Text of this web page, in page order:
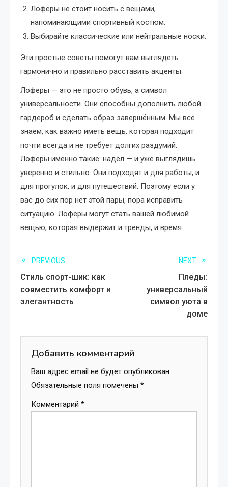
Лоферы не стоит носить с вещами,
напоминающими спортивный костюм.
Выбирайте классические или нейтральные носки.
Эти простые советы помогут вам выглядеть
гармонично и правильно расставить акценты.
Лоферы — это не просто обувь, а символ
универсальности. Они способны дополнить любой
гардероб и сделать образ завершённым. Мы все
знаем, как важно иметь вещь, которая подходит
почти всегда и не требует долгих раздумий.
Лоферы именно такие: надел — и уже выглядишь
уверенно и стильно. Они подходят и для работы, и
для прогулок, и для путешествий. Поэтому если у
вас до сих пор нет этой пары, пора исправить
ситуацию. Лоферы могут стать вашей любимой
вещью, которая выдержит и тренды, и время.
Read
more
articles
PREVIOUS
Стиль спорт-шик: как
совместить комфорт и
элегантность
NEXT
Пледы:
универсальный
символ уюта в
доме
Добавить комментарий
Ваш адрес email не будет опубликован.
Обязательные поля помечены *
Комментарий *